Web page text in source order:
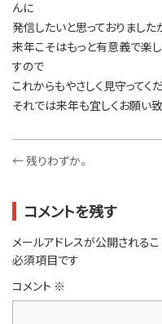
んに
発信したいと思っておりまし
来年こそはもっと有意義で楽
すので
これからもやさしく見守ってく
それでは来年も宜しくお願い致
←残りわずか。
コメントを残す
メールアドレスが公開されるこ
必須項目です
コメント ※